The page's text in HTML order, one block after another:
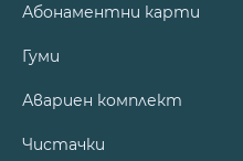
Абонаментни карти
Гуми
Авариен комплект
Чистачки